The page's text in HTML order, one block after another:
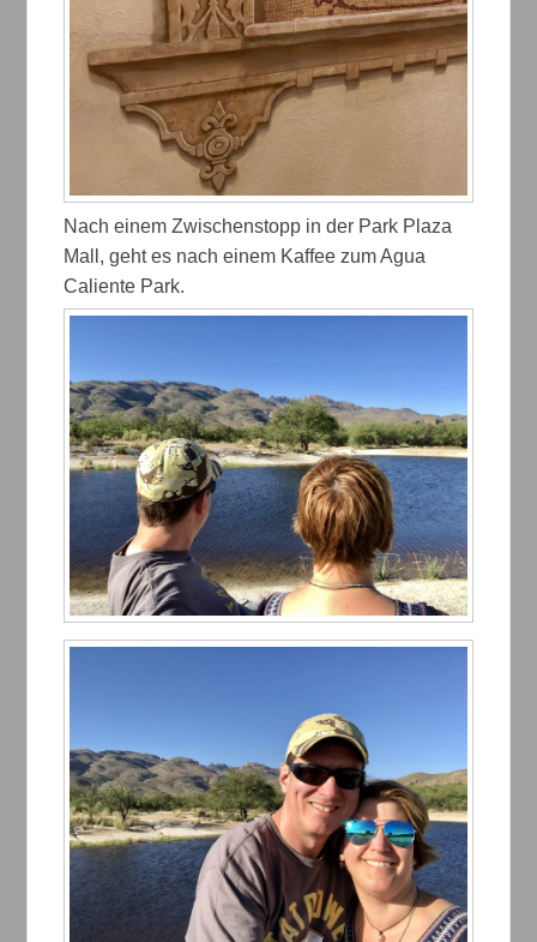
Nach einem Zwischenstopp in der Park Plaza
Mall, geht es nach einem Kaffee zum Agua
Caliente Park.